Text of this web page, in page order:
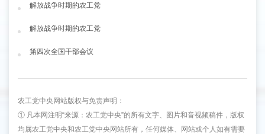
解放战争时期的农工党
解放战争时期的农工党
第四次全国干部会议
农工党中央网站版权与免责声明：
① 凡本网注明“来源：农工党中央”的所有文字、图片和音视频稿件，版权
均属农工党中央和农工党中央网站所有，任何媒体、网站或个人如有需要